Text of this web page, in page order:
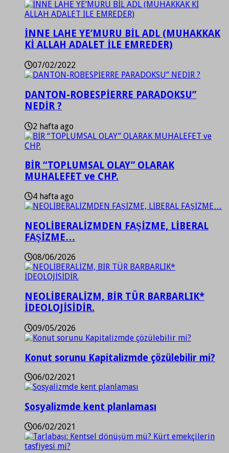
İNNE LAHE YE’MURU BİL ADL (MUHAKKAK
Kİ ALLAH ADALET İLE EMREDER)
07/02/2022
DANTON-ROBESPİERRE PARADOKSU”
NEDİR ?
2 hafta ago
BİR “TOPLUMSAL OLAY” OLARAK
MUHALEFET ve CHP.
4 hafta ago
NEOLİBERALİZMDEN FAŞİZME, LİBERAL
FAŞİZME…
08/06/2026
NEOLİBERALİZM, BİR TÜR BARBARLIK*
İDEOLOJİSİDİR.
09/05/2026
Konut sorunu Kapitalizmde çözülebilir mi?
06/02/2021
Sosyalizmde kent planlaması
06/02/2021